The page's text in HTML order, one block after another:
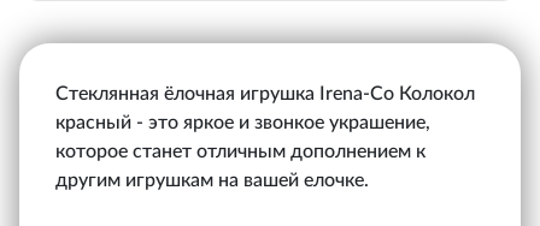
Стеклянная ёлочная игрушка Irena-Co Колокол
красный - это яркое и звонкое украшение,
которое станет отличным дополнением к
другим игрушкам на вашей елочке.